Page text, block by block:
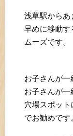
浅草駅からあ
早めに移動す
ムーズです。
お子さんが
お子さんが一
穴場スポッ
でお勧めです